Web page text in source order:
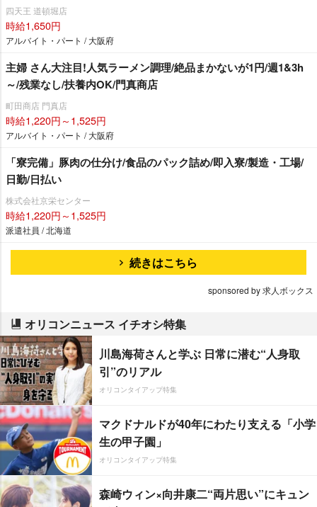
四天王 道頓堀店
時給1,650円
アルバイト・パート / 大阪府
主婦 さん大注目!人気ラーメン調理/絶品まかないが1円/週1&3h
～/残業なし/扶養内OK/門真商店
町田商店 門真店
時給1,220円～1,525円
アルバイト・パート / 大阪府
「寮完備」豚肉の仕分け/食品のパック詰め/即入寮/製造・工場/
日勤/日払い
株式会社京栄センター
時給1,220円～1,525円
派遣社員 / 北海道
続きはこちら
sponsored by 求人ボックス
オリコンニュース イチオシ特集
川島海荷さんと学ぶ 日常に潜む“人身取
引”のリアル
オリコンタイアップ特集
マクドナルドが40年にわたり支える「小学
生の甲子園」
オリコンタイアップ特集
森崎ウィン×向井康二“両片思い”にキュン